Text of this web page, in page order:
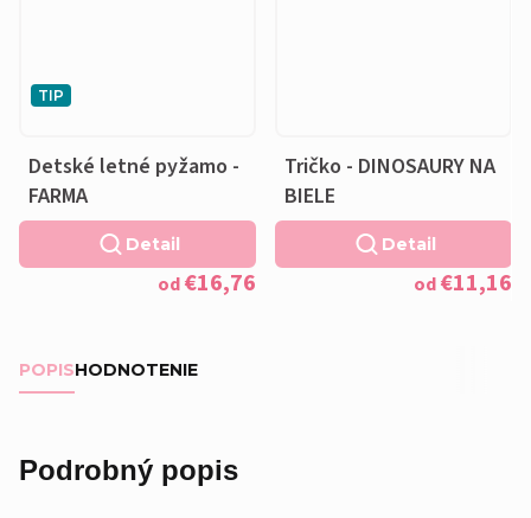
TIP
Detské letné pyžamo -
FARMA
od€16,76
Detail
Tričko - DINOSAURY NA
BIELE
od€11,16
Detail
POPISHODNOTENIE
Podrobný popis